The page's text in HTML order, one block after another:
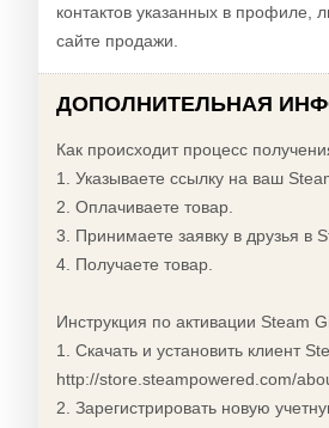
контактов указанных в профиле,
сайте продажи.
ДОПОЛНИТЕЛЬНАЯ
Как происходит процесс
1. Указываете ссылку на ваш
2. Оплачиваете товар.
3. Принимаете заявку в друзья в
4. Получаете товар.
Инструкция по активации Steam
1. Скачать и установить клиент
http://store.steampowered.com/
2. Зарегистрировать новую